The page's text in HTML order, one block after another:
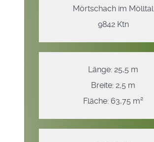
Mörtschach im Mölltal
9842 Ktn
Länge: 25,5 m
Breite: 2,5 m
Fläche: 63,75 m²